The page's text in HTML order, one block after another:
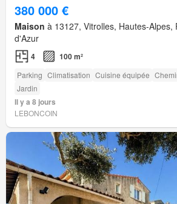
380 000 €
Maison à 13127, Vitrolles, Hautes-Alpes,
d'Azur
4 100 m²
Parking Climatisation Cuisine équipée
Jardin
Il y a 8 jours
LEBONCOIN